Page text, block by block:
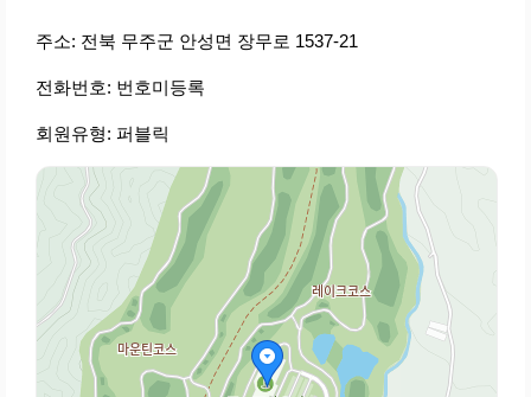
주소: 전북 무주군 안성면 장무로 1537-21
전화번호: 번호미등록
회원유형: 퍼블릭